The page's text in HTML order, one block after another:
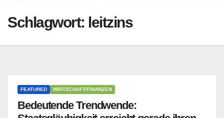
Schlagwort: leitzins
FEATURED WIRTSCHAFT/FINANZEN
Bedeutende Trendwende: